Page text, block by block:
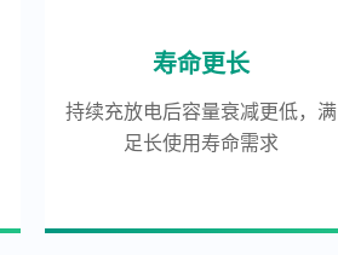
寿命更长
持续充放电后容量衰减更低，满
足长使用寿命需求